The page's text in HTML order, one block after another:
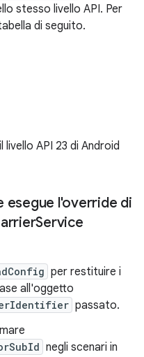
stesso livello API. Per
di seguito.
API 23 di Android
esegue l'override di
Service
per restituire i
all'oggetto
passato.
negli scenari in